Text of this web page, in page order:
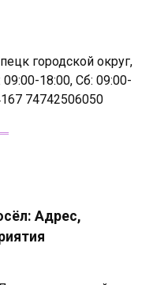
городской округ,
18:00, Сб: 09:00-
74742506050
Адрес,